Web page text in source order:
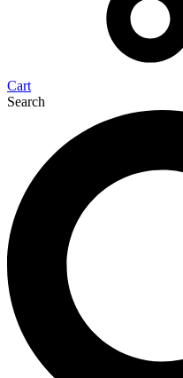
Cart
Search